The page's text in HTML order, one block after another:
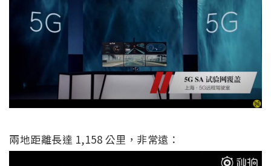
兩地距離長達 1,158 公里，非常遠：